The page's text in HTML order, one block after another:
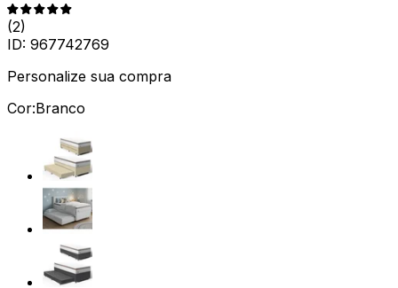
(2)
ID: 967742769
Personalize sua compra
Cor:Branco